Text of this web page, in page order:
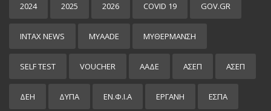
2024 2025 2026 COVID 19 GOV.GR
INTAX NEWS MYAADE MYΘΈΡΜΑΝΣΗ
SELF TEST VOUCHER ΑΑΔΕ ΑΣΕΠ ΑΣΕΠ
ΔΕΗ ΔΥΠΑ ΕΝ.Φ.Ι.Α ΕΡΓΑΝΗ ΕΣΠΑ